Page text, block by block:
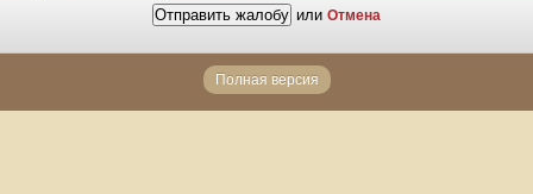
или Отмена
Полная версия